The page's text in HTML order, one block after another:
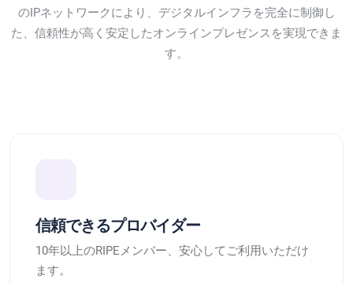
のIPネットワークにより、デジタルインフラを完全に制御し
た、信頼性が高く安定したオンラインプレゼンスを実現できま
す。
信頼できるプロバイダー
10年以上のRIPEメンバー、安心してご利用いただけ
ます。